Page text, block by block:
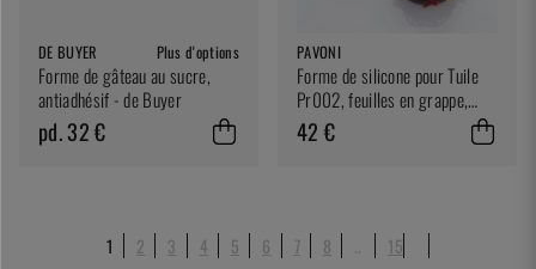
DE BUYER Plus d'options
Forme de gâteau au sucre,
antiadhésif - de Buyer
pd. 32 €
PAVONI
Forme de silicone pour Tuile
Pr002, feuilles en grappe,
pavodecor - Pavoni
42 €
1 2 3 4 5 6 7 8 15